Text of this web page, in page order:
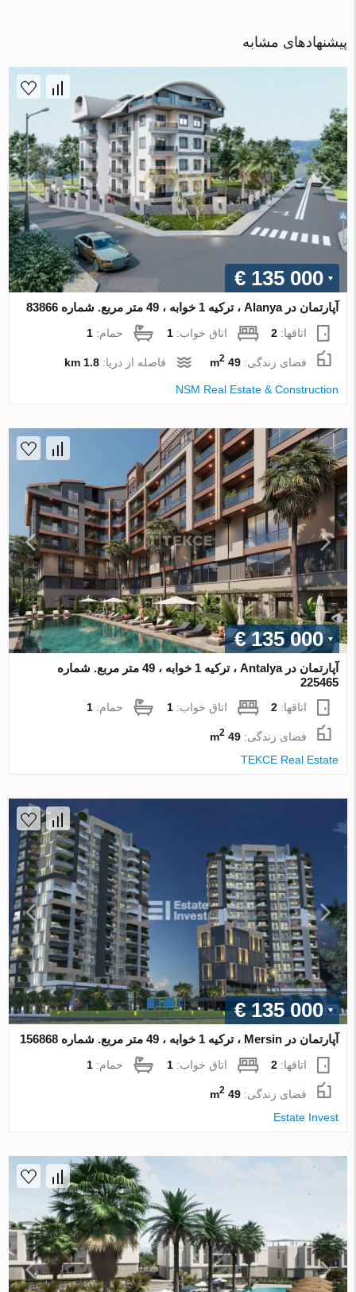
پیشنهادهای مشابه
€ 135 000
آپارتمان در Alanya ، ترکیه 1 خوابه ، 49 متر مربع. شماره 83866
اتاقها:2 اتاق خواب:1 حمام:1
فضای زندگی:49 m
2 فاصله از دریا:1.8 km
NSM Real Estate & Construction
€ 135 000
آپارتمان در Antalya ، ترکیه 1 خوابه ، 49 متر مربع. شماره
225465
اتاقها:2 اتاق خواب:1 حمام:1
فضای زندگی:49 m
2
TEKCE Real Estate
€ 135 000
آپارتمان در Mersin ، ترکیه 1 خوابه ، 49 متر مربع. شماره 156868
اتاقها:2 اتاق خواب:1 حمام:1
فضای زندگی:49 m
2
Estate Invest